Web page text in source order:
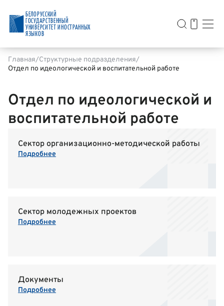
БЕЛОРУССКИЙ
ГОСУДАРСТВЕННЫЙ
УНИВЕРСИТЕТ ИНОСТРАННЫХ
ЯЗЫКОВ
Главная Структурные подразделения
Отдел по идеологической и воспитательной работе
Отдел по идеологической и
воспитательной работе
Сектор организационно-методической работы
Подробнее
Сектор молодежных проектов
Подробнее
Документы
Подробнее